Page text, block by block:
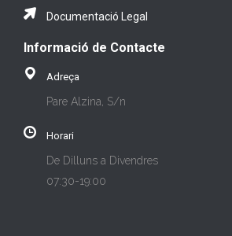
Documentació Legal
Informació de Contacte
Adreça
Pare Alzina, S/n
Horari
De Dilluns a Divendres
07:30-19:00